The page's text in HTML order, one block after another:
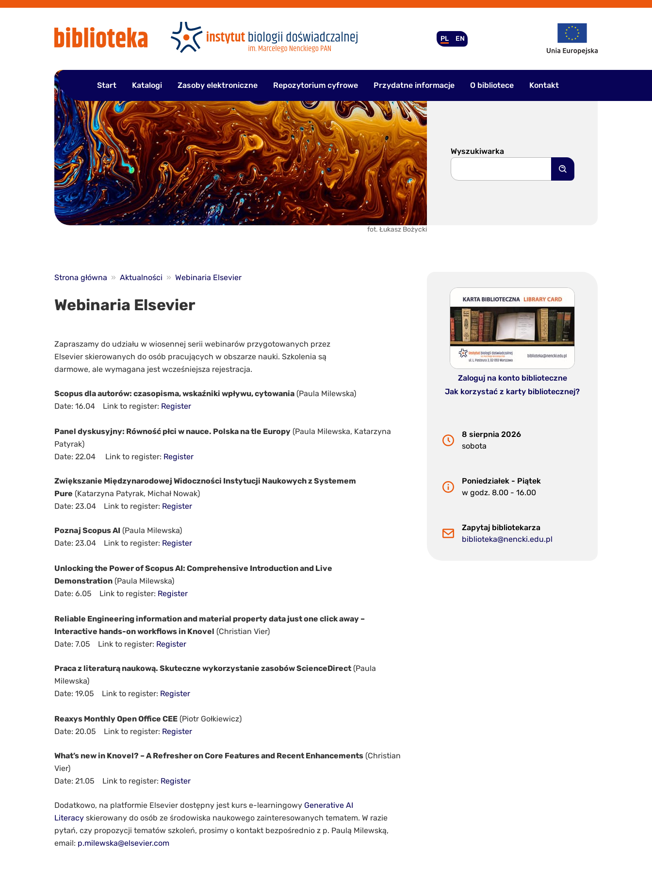
PL EN
Start Katalogi Zasoby elektroniczne Repozytorium cyfrowe Przydatne informacje O bibliotece Kontakt
fot. Łukasz Bożycki
Wyszukiwarka
Szukaj
Strona główna » Aktualności » Webinaria Elsevier
Webinaria Elsevier
Zapraszamy do udziału w wiosennej serii webinarów przygotowanych przez
Elsevier skierowanych do osób pracujących w obszarze nauki. Szkolenia są
darmowe, ale wymagana jest wcześniejsza rejestracja.
Scopus dla autorów: czasopisma, wskaźniki wpływu, cytowania (Paula Milewska)
Date: 16.04 Link to register: Register
Panel dyskusyjny: Równość płci w nauce. Polska na tle Europy (Paula Milewska, Katarzyna
Patyrak)
Date: 22.04 Link to register: Register
Zwiększanie Międzynarodowej Widoczności Instytucji Naukowych z Systemem
Pure (Katarzyna Patyrak, Michał Nowak)
Date: 23.04 Link to register: Register
Poznaj Scopus AI (Paula Milewska)
Date: 23.04 Link to register: Register
Unlocking the Power of Scopus AI: Comprehensive Introduction and Live
Demonstration (Paula Milewska)
Date: 6.05 Link to register: Register
Reliable Engineering information and material property data just one click away –
Interactive hands-on workflows in Knovel (Christian Vier)
Date: 7.05 Link to register: Register
Praca z literaturą naukową. Skuteczne wykorzystanie zasobów ScienceDirect (Paula
Milewska)
Date: 19.05 Link to register: Register
Reaxys Monthly Open Office CEE (Piotr Gołkiewicz)
Date: 20.05 Link to register: Register
What’s new in Knovel? – A Refresher on Core Features and Recent Enhancements (Christian
Vier)
Date: 21.05 Link to register: Register
Dodatkowo, na platformie Elsevier dostępny jest kurs e-learningowy Generative AI
Literacy skierowany do osób ze środowiska naukowego zainteresowanych tematem. W razie
pytań, czy propozycji tematów szkoleń, prosimy o kontakt bezpośrednio z p. Paulą Milewską,
email: p.milewska@elsevier.com
Zaloguj na konto biblioteczne
Jak korzystać z karty bibliotecznej?
8 sierpnia 2026
sobota
Poniedziałek - Piątek
w godz. 8.00 - 16.00
Zapytaj bibliotekarza
biblioteka@nencki.edu.pl